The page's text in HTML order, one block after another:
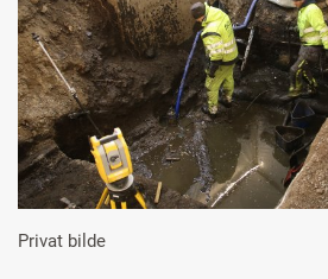
Privat bilde